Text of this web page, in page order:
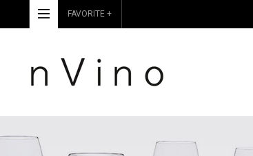
FAVORITE +